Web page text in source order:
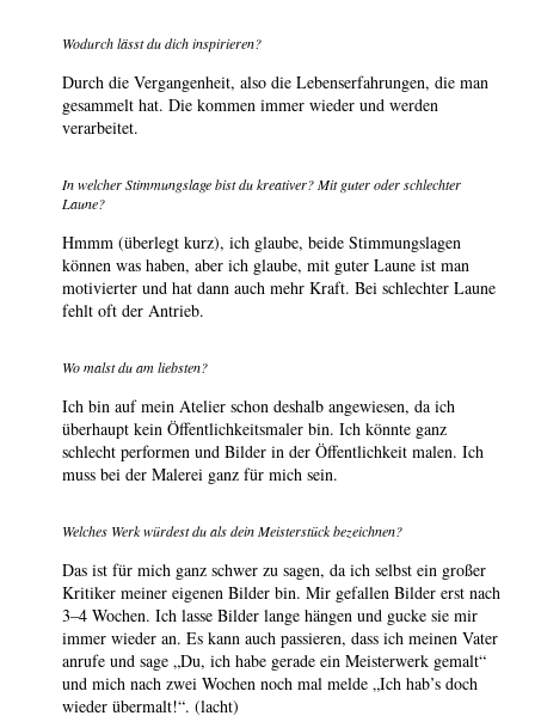
Wodurch lässt du dich inspirieren?
Durch die Vergangenheit, also die Lebenserfahrungen, die man
gesammelt hat. Die kommen immer wieder und werden
verarbeitet.
In welcher Stimmungslage bist du kreativer? Mit guter oder schlechter
Laune?
Hmmm (überlegt kurz), ich glaube, beide Stimmungslagen
können was haben, aber ich glaube, mit guter Laune ist man
motivierter und hat dann auch mehr Kraft. Bei schlechter Laune
fehlt oft der Antrieb.
Wo malst du am liebsten?
Ich bin auf mein Atelier schon deshalb angewiesen, da ich
überhaupt kein Öffentlichkeitsmaler bin. Ich könnte ganz
schlecht performen und Bilder in der Öffentlichkeit malen. Ich
muss bei der Malerei ganz für mich sein.
Welches Werk würdest du als dein Meisterstück bezeichnen?
Das ist für mich ganz schwer zu sagen, da ich selbst ein großer
Kritiker meiner eigenen Bilder bin. Mir gefallen Bilder erst nach
3–4 Wochen. Ich lasse Bilder lange hängen und gucke sie mir
immer wieder an. Es kann auch passieren, dass ich meinen Vater
anrufe und sage „Du, ich habe gerade ein Meisterwerk gemalt“
und mich nach zwei Wochen noch mal melde „Ich hab’s doch
wieder übermalt!“. (lacht)